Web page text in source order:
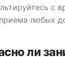
с
любых
ли